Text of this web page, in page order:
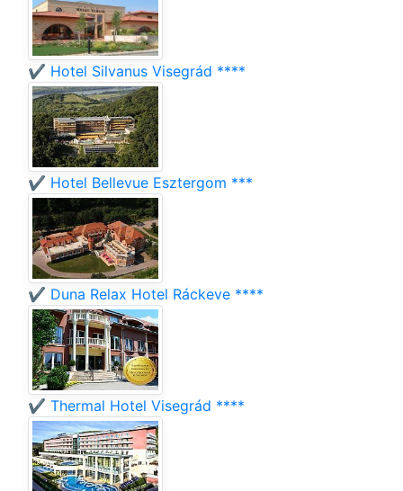
✔️ Hotel Silvanus Visegrád ****
✔️ Hotel Bellevue Esztergom ***
✔️ Duna Relax Hotel Ráckeve ****
✔️ Thermal Hotel Visegrád ****